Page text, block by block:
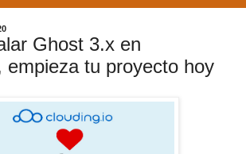
Ghost 3.x en
empieza tu proyecto hoy